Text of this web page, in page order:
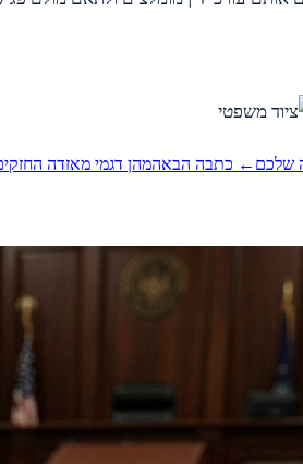
שלכם ← כתבה הבאהמהן דגמי מאזדה